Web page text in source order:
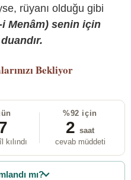
rüyanı olduğu gibi
Menâm) senin için
Bekliyor
kılındı
%92 için
2 saat
cevab müddeti
mı?